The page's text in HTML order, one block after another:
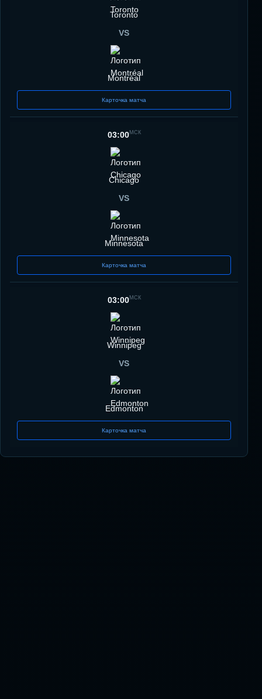
Toronto
VS
Montréal
Карточка матча
03:00МСК
Chicago
VS
Minnesota
Карточка матча
03:00МСК
Winnipeg
VS
Edmonton
Карточка матча